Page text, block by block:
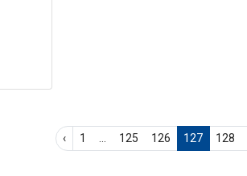
‹ 1 125 126 127 128